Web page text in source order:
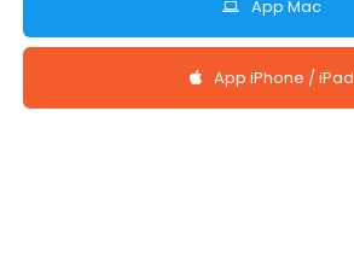
App Mac
App iPhone / iPad